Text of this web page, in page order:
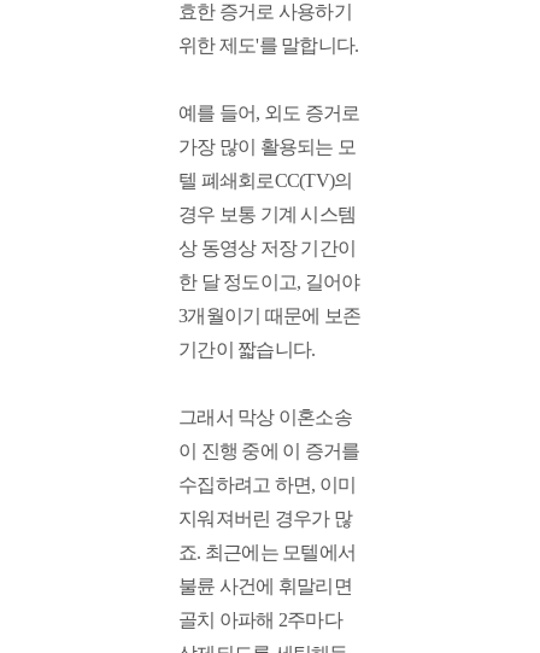
효한 증거로 사용하기
예를 들어, 외도 증거로
가장 많이 활용되는 모
텔 폐쇄회로CC(TV)의
경우 보통 기계 시스템
상 동영상 저장 기간이
한 달 정도이고, 길어야
3개월이기 때문에 보존
기간이 짧습니다.
그래서 막상 이혼소송
이 진행 중에 이 증거를
수집하려고 하면, 이미
지워져버린 경우가 많
죠. 최근에는 모텔에서
불륜 사건에 휘말리면
골치 아파해 2주마다